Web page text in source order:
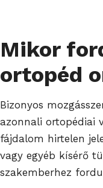
Mikor
ortopéd
Bizonyos
azonnali ortopédiai
fájdalom hirtelen
vagy egyéb kísérő
szakemberhez